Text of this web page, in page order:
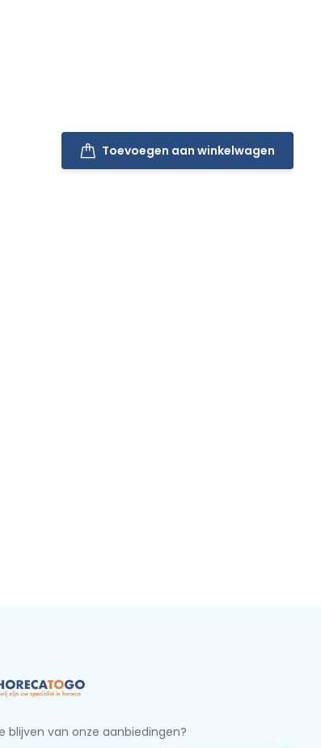
Toevoegen aan winkelwagen
blijven van onze aanbiedingen?